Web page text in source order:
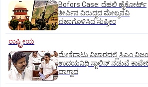
Bofors Case: ದೆಹಲಿ ಹೈಕೋರ್ಟ್‌
ತೀರ್ಪಿನ ವಿರುದ್ಧದ ಮೇಲ್ಮನವಿ
ವಜಾಗೊಳಿಸಿದ ಸುಪ್ರೀಂ
ರಾಷ್ಟ್ರೀಯ
ಮೇಕೆದಾಟು ವಿಚಾರದಲ್ಲಿ ಸಿಎಂ
ಉದಯನಿಧಿ ಸ್ಟಾಲಿನ್ ನಡುವೆ
ವಾಗ್ವಾದ